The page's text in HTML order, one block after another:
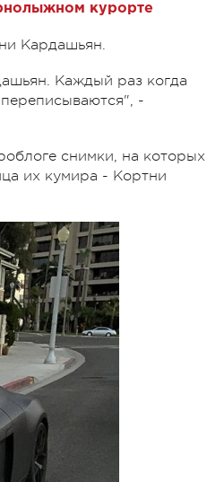
курорте
Кардашьян.
Каждый раз когда
-
снимки, на которых
их кумира - Кортни